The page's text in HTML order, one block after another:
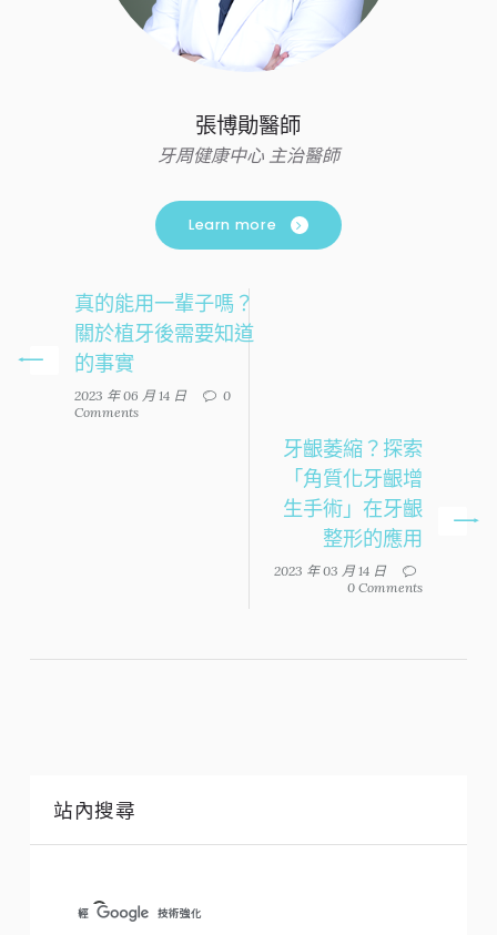
張博勛醫師
牙周健康中心 主治醫師
Learn more
真的能用一輩子嗎？
關於植牙後需要知道
的事實
2023 年 06 月 14 日
0
Comments
牙齦萎縮？探索
「角質化牙齦增
生手術」在牙齦
整形的應用
2023 年 03 月 14 日
0 Comments
站內搜尋